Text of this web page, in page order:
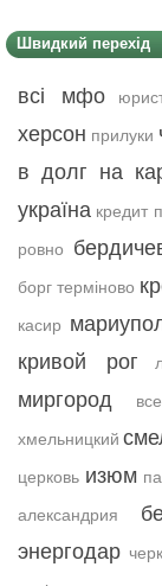
Швидкий перехід
всі мфо
херсон прилуки
в долг на
україна кредит
ровно
борг терміново
касир
кривой рог
миргород
хмельницкий
церковь изюм
александрия
энергодар